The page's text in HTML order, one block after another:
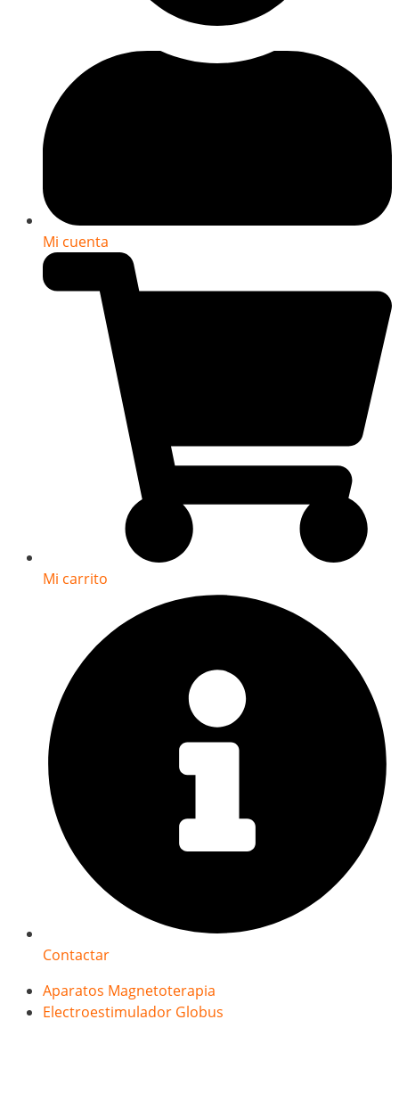
Mi cuenta
Mi carrito
Contactar
Aparatos Magnetoterapia
Electroestimulador Globus